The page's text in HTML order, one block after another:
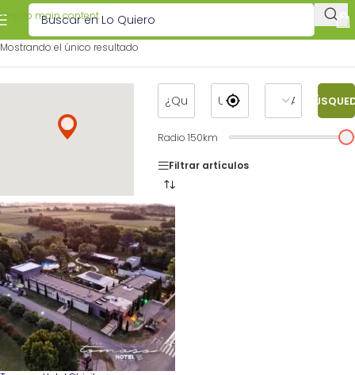
Skip to main content
Mostrando el único resultado
Radio150km
Filtrar artículos